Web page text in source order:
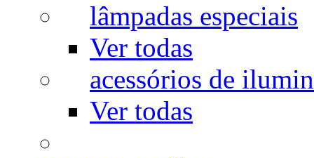
lâmpadas especiais
Ver todas
acessórios de
Ver todas